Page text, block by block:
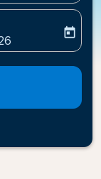
return-date-
today